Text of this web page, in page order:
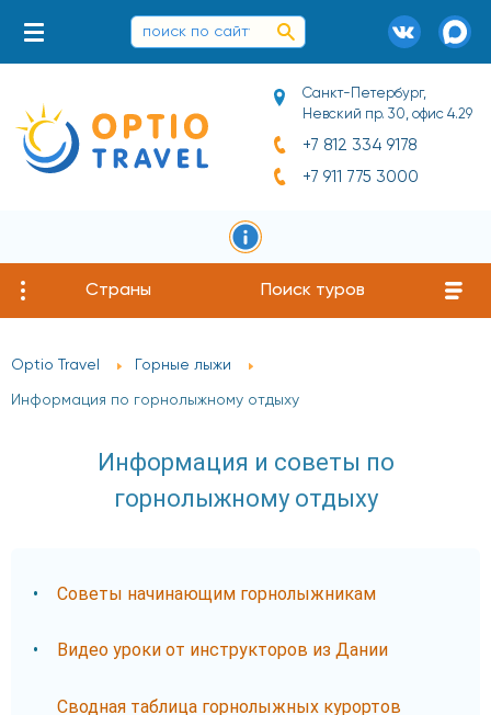
Санкт-Петербург,
Невский пр. 30, офис 4.29
+7 812 334 9178
+7 911 775 3000
Страны Поиск туров
Optio Travel Горные лыжи
Информация по горнолыжному отдыху
Информация и советы по
горнолыжному отдыху
Советы начинающим горнолыжникам
Видео уроки от инструкторов из Дании
Сводная таблица горнолыжных курортов